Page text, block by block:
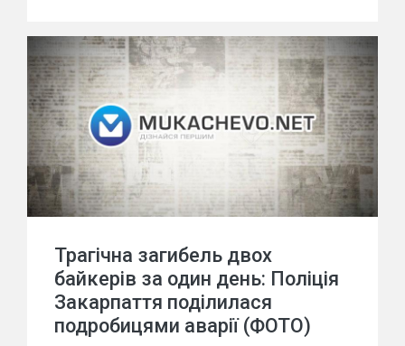
Трагічна загибель двох
байкерів за один день: Поліція
Закарпаття поділилася
подробицями аварії (ФОТО)